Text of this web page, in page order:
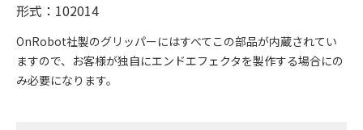
形式：102014
OnRobot社製のグリッパーにはすべてこの部品が内蔵されてい
ますので、お客様が独自にエンドエフェクタを製作する場合にの
み必要になります。